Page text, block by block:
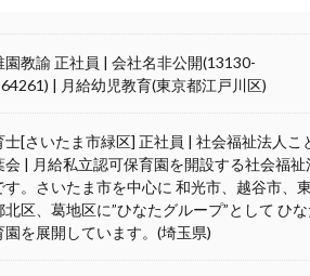
園教諭 正社員 | 会社名非公開(13130-
| 月給幼児教育(東京都江戸川区)
士[さいたま市緑区] 正社員 | 社会福祉法人こ
会 | 月給私立認可保育園を開設する社会福祉
す。さいたま市を中心に 和光市、越谷市、東
北区、葛地区に”ひなたグループ”として ひ
園を展開しています。(埼玉県)